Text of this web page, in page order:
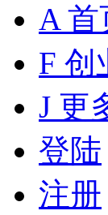
A 首
F 创
J 更
登陆
注册